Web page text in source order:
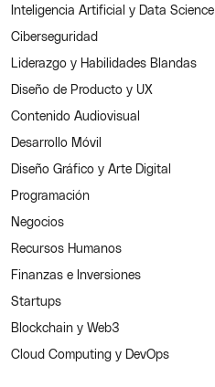
Inteligencia Artificial y Data Science
Ciberseguridad
Liderazgo y Habilidades Blandas
Diseño de Producto y UX
Contenido Audiovisual
Desarrollo Móvil
Diseño Gráfico y Arte Digital
Programación
Negocios
Recursos Humanos
Finanzas e Inversiones
Startups
Blockchain y Web3
Cloud Computing y DevOps